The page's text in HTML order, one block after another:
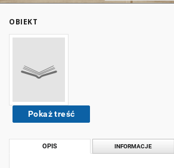
OBIEKT
Pokaż treść
OPIS INFORMACJE